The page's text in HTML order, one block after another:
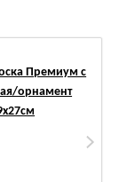
Премиум с
орнамент